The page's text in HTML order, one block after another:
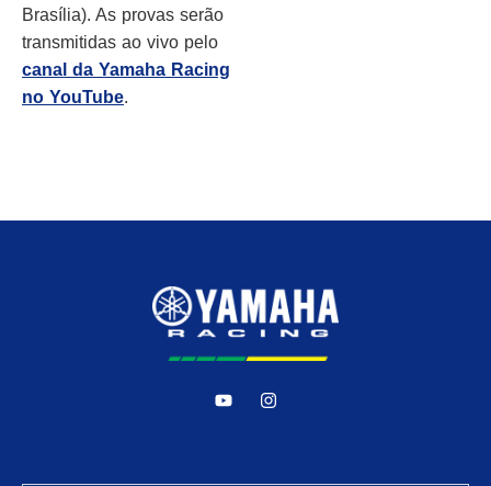
Brasília). As provas serão
transmitidas ao vivo pelo
canal da Yamaha Racing
no YouTube.